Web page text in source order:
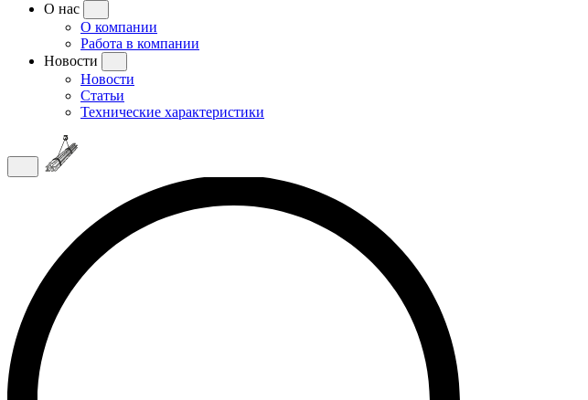
О нас
О компании
Работа в компании
Новости
Новости
Статьи
Технические характеристики